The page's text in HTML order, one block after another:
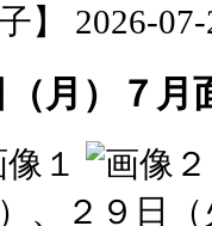
】 2026-
（月）７月
、２９日